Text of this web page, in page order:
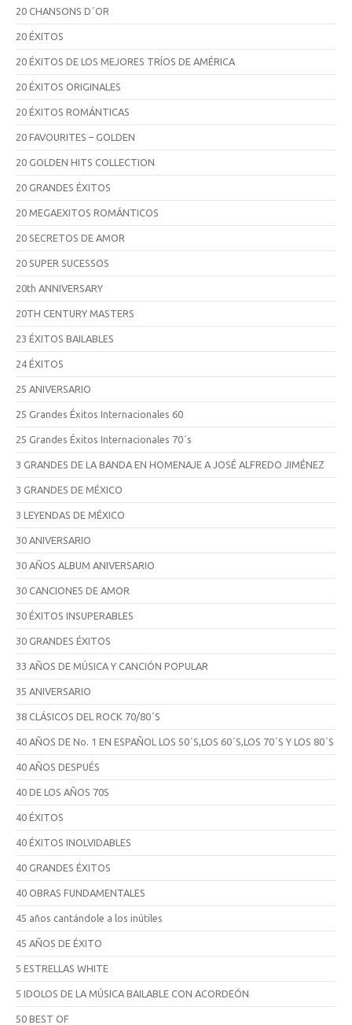
20 CHANSONS D´OR
20 ÉXITOS
20 ÉXITOS DE LOS MEJORES TRÍOS DE AMÉRICA
20 ÉXITOS ORIGINALES
20 ÉXITOS ROMÁNTICAS
20 FAVOURITES – GOLDEN
20 GOLDEN HITS COLLECTION
20 GRANDES ÉXITOS
20 MEGAEXITOS ROMÁNTICOS
20 SECRETOS DE AMOR
20 SUPER SUCESSOS
20th ANNIVERSARY
20TH CENTURY MASTERS
23 ÉXITOS BAILABLES
24 ÉXITOS
25 ANIVERSARIO
25 Grandes Éxitos Internacionales 60
25 Grandes Éxitos Internacionales 70´s
3 GRANDES DE LA BANDA EN HOMENAJE A JOSÉ ALFREDO JIMÉNEZ
3 GRANDES DE MÉXICO
3 LEYENDAS DE MÉXICO
30 ANIVERSARIO
30 AÑOS ALBUM ANIVERSARIO
30 CANCIONES DE AMOR
30 ÉXITOS INSUPERABLES
30 GRANDES ÉXITOS
33 AÑOS DE MÚSICA Y CANCIÓN POPULAR
35 ANIVERSARIO
38 CLÁSICOS DEL ROCK 70/80´S
40 AÑOS DE No. 1 EN ESPAÑOL LOS 50´S,LOS 60´S,LOS 70´S Y LOS 80´S
40 AÑOS DESPUÉS
40 DE LOS AÑOS 70S
40 ÉXITOS
40 ÉXITOS INOLVIDABLES
40 GRANDES ÉXITOS
40 OBRAS FUNDAMENTALES
45 años cantándole a los inútiles
45 AÑOS DE ÉXITO
5 ESTRELLAS WHITE
5 IDOLOS DE LA MÚSICA BAILABLE CON ACORDEÓN
50 BEST OF